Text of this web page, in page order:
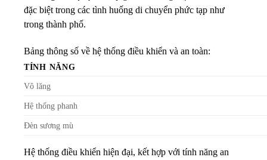
đặc biệt trong các tình huống di chuyển phức tạp như
trong thành phố.
Bảng thông số về hệ thống điều khiển và an toàn:
TÍNH NĂNG
Vô lăng
Hệ thống phanh
Đèn sương mù
Hệ thống điều khiển hiện đại, kết hợp với tính năng an